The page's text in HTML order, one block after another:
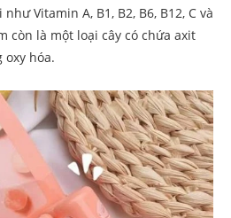
Vitamin A, B1, B2, B6, B12, C và
còn là một loại cây có chứa axit
oxy hóa.